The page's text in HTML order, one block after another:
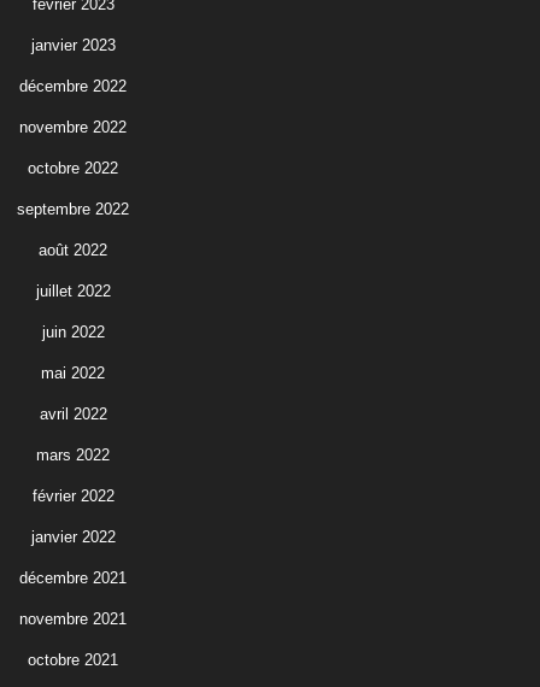
février 2023
janvier 2023
décembre 2022
novembre 2022
octobre 2022
septembre 2022
août 2022
juillet 2022
juin 2022
mai 2022
avril 2022
mars 2022
février 2022
janvier 2022
décembre 2021
novembre 2021
octobre 2021